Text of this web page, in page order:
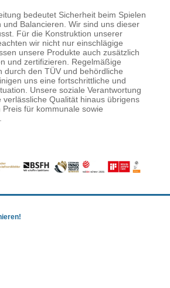
bedeutet Sicherheit beim Spielen
und Balancieren. Wir sind uns dieser
Für die Konstruktion unserer
wir nicht nur einschlägige
unsere Produkte auch zusätzlich
und zertifizieren. Regelmäßige
durch den TÜV und behördliche
uns eine fortschrittliche und
Unsere soziale Verantwortung
verlässliche Qualität hinaus übrigens
für kommunale sowie